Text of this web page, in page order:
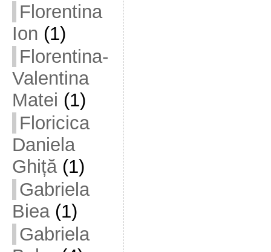
Florentina
Ion (1)
Florentina-
Valentina
Matei (1)
Floricica
Daniela
Ghiță(1)
Gabriela
Biea(1)
Gabriela